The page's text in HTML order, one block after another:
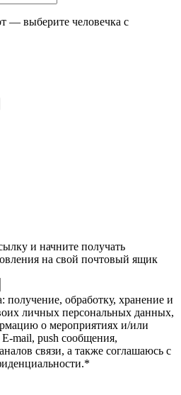
— выберите человечка с
и начните получать
на свой почтовый ящик
получение, обработку, хранение и
личных персональных данных,
о мероприятиях и/или
mail, push сообщения,
связи, а также соглашаюсь с